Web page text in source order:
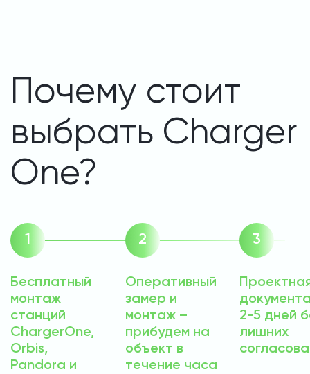
Почему стоит
выбрать Charger
One?
Бесплатный
монтаж
станций
ChargerOne,
Orbis,
Pandora и
Оперативный
замер и
монтаж –
прибудем на
объект в
течение часа
2-5 дней
лишних